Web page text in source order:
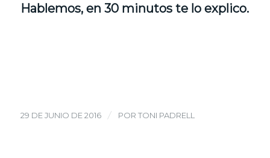
Hablemos, en 30 minutos te lo explico.
29 DE JUNIO DE 2016 / POR TONI PADRELL